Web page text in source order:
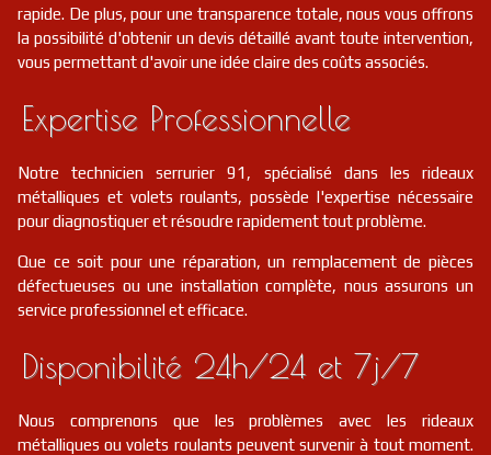
rapide. De plus, pour une transparence totale, nous vous offrons
la possibilité d'obtenir un devis détaillé avant toute intervention,
vous permettant d'avoir une idée claire des coûts associés.
Expertise Professionnelle
Notre technicien serrurier 91, spécialisé dans les rideaux
métalliques et volets roulants, possède l'expertise nécessaire
pour diagnostiquer et résoudre rapidement tout problème.
Que ce soit pour une réparation, un remplacement de pièces
défectueuses ou une installation complète, nous assurons un
service professionnel et efficace.
Disponibilité 24h/24 et 7j/7
Nous comprenons que les problèmes avec les rideaux
métalliques ou volets roulants peuvent survenir à tout moment.